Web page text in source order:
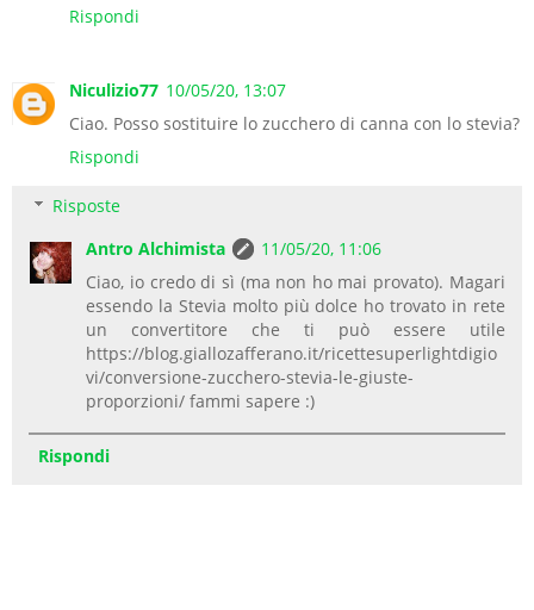
Rispondi
Niculizio77 10/05/20, 13:07
Ciao. Posso sostituire lo zucchero di canna con lo stevia?
Rispondi
Risposte
Antro Alchimista
11/05/20, 11:06
Ciao, io credo di sì (ma non ho mai provato). Magari
essendo la Stevia molto più dolce ho trovato in rete
un convertitore che ti può essere utile
https://blog.giallozafferano.it/ricettesuperlightdigio
vi/conversione-zucchero-stevia-le-giuste-
proporzioni/ fammi sapere :)
Rispondi